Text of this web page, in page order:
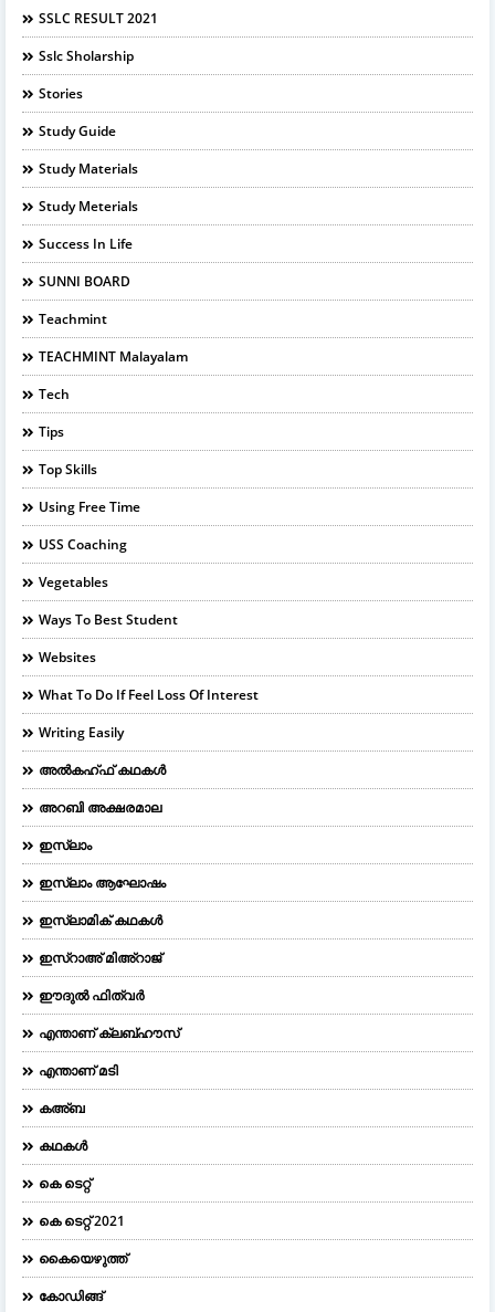
SSLC RESULT 2021
Sslc Sholarship
Stories
Study Guide
Study Materials
Study Meterials
Success In Life
SUNNI BOARD
Teachmint
TEACHMINT Malayalam
Tech
Tips
Top Skills
Using Free Time
USS Coaching
Vegetables
Ways To Best Student
Websites
What To Do If Feel Loss Of Interest
Writing Easily
അൽകഹ്ഫ് കഥകൾ
അറബി അക്ഷരമാല
ഇസ്ലാം
ഇസ്ലാം ആഘോഷം
ഇസ്ലാമിക് കഥകൾ
ഇസ്റാഅ് മിഅ്റാജ്
ഈദുല്‍ ഫിത്വര്‍
എന്താണ് ക്ലബ്ഹൗസ്
എന്താണ് മടി
കഅ്ബ
കഥകൾ
കെ ടെറ്റ്
കെ ടെറ്റ് 2021
കൈയെഴുത്ത്
കോഡിങ്ങ്